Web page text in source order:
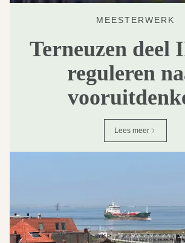
MEESTERWERK
Terneuzen deel
reguleren
Lees meer